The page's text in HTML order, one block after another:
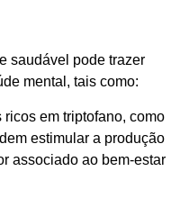
saudável pode trazer
mental, tais como:
em triptofano, como
estimular a produção
associado ao bem-estar